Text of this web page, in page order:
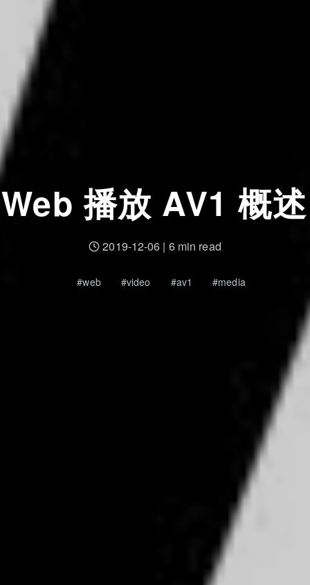
Web 播放 AV1 概述
2019-12-06 | 6 min read
web video av1 media